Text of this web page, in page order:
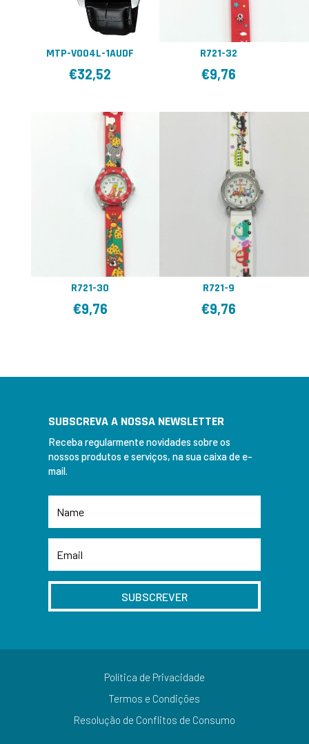
MTP-V004L-1AUDF
€32,52
R721-32
€9,76
R721-30
€9,76
R721-9
€9,76
SUBSCREVA A NOSSA NEWSLETTER
Receba regularmente novidades sobre os
nossos produtos e serviços, na sua caixa de e-
mail.
SUBSCREVER
Política de Privacidade
Termos e Condições
Resolução de Conflitos de Consumo